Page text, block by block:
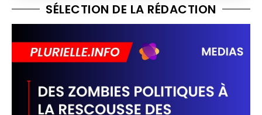
SÉLECTION DE LA RÉDACTION